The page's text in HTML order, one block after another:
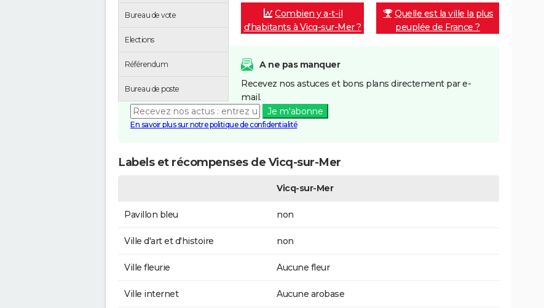
Bureau de vote
Elections
Référendum
Bureau de poste
Combien y a-t-il
d'habitants à Vicq-sur-Mer ?
Quelle est la ville la plus
peuplée de France ?
A ne pas manquer
Recevez nos astuces et bons plans directement par e-
mail.
Je m'abonne
En savoir plus sur notre politique de confidentialité
Labels et récompenses de Vicq-sur-Mer
Vicq-sur-Mer
Pavillon bleu non
Ville d'art et d'histoire non
Ville fleurie Aucune fleur
Ville internet Aucune arobase